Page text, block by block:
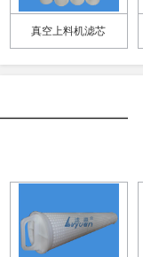
真空上料机滤芯
50*500mm